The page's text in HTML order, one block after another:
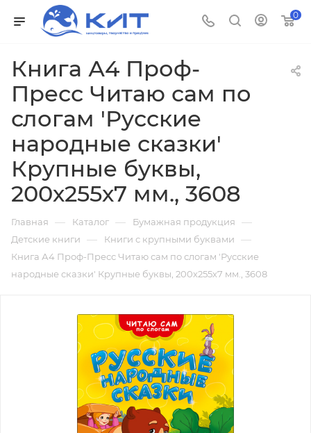
0
Книга А4 Проф-
Пресс Читаю сам по
слогам 'Русские
народные сказки'
Крупные буквы,
200х255х7 мм., 3608
Главная — Каталог — Бумажная продукция —
Детские книги — Книги с крупными буквами —
Книга А4 Проф-Пресс Читаю сам по слогам 'Русские
народные сказки' Крупные буквы, 200х255х7 мм., 3608